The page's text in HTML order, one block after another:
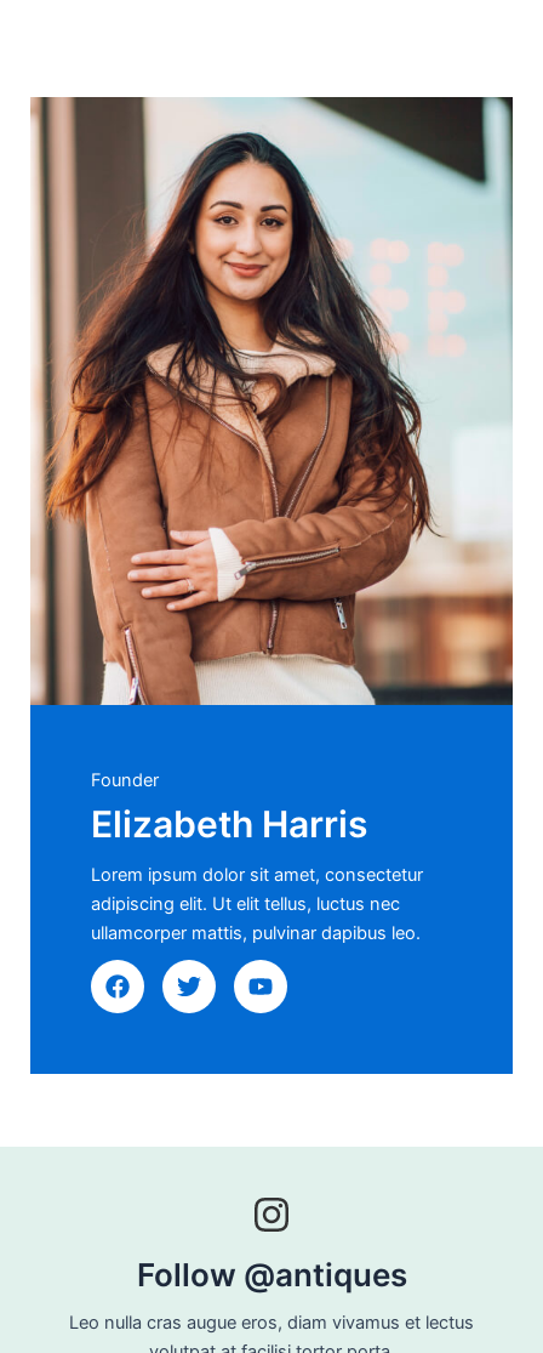
Founder
Elizabeth Harris
Lorem ipsum dolor sit amet, consectetur
adipiscing elit. Ut elit tellus, luctus nec
ullamcorper mattis, pulvinar dapibus leo.
Follow @antiques
Leo nulla cras augue eros, diam vivamus et lectus